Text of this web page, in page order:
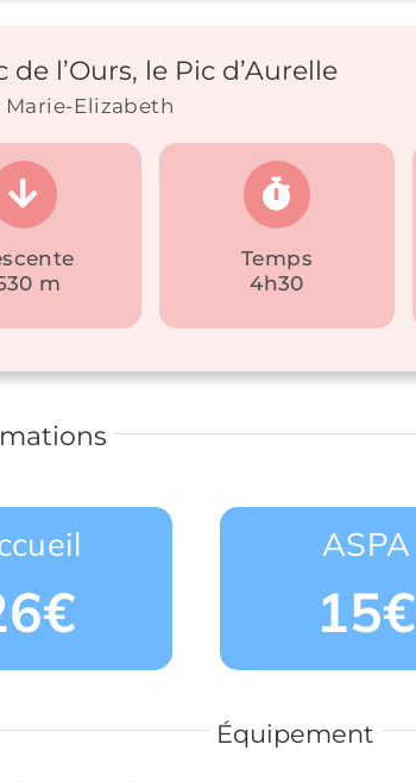
l’Ours, le Pic d’Aurelle
Marie-Elizabeth
m
Temps
4h30
ASPA
15€
Équipement